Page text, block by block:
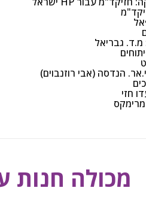
גבריאל
הנדסה (אבי רוזנבוים)
חזי
מרימקס
מכולה חנות